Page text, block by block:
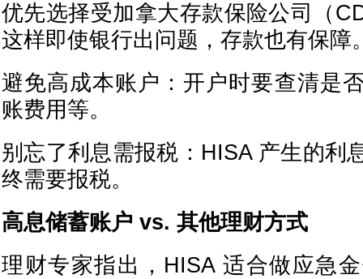
优先选择受加拿大存款保险公司（
这样即使银行出问题，存款也有保障
避免高成本账户：开户时要查清是
账费用等。
别忘了利息需报税：HISA 产生的利
终需要报税。
高息储蓄账户 vs. 其他理财方式
理财专家指出，HISA 适合做应急